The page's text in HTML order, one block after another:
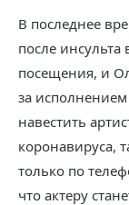
В последнее
после
посещения, и
за
навестить
коронавируса,
только по
что актеру